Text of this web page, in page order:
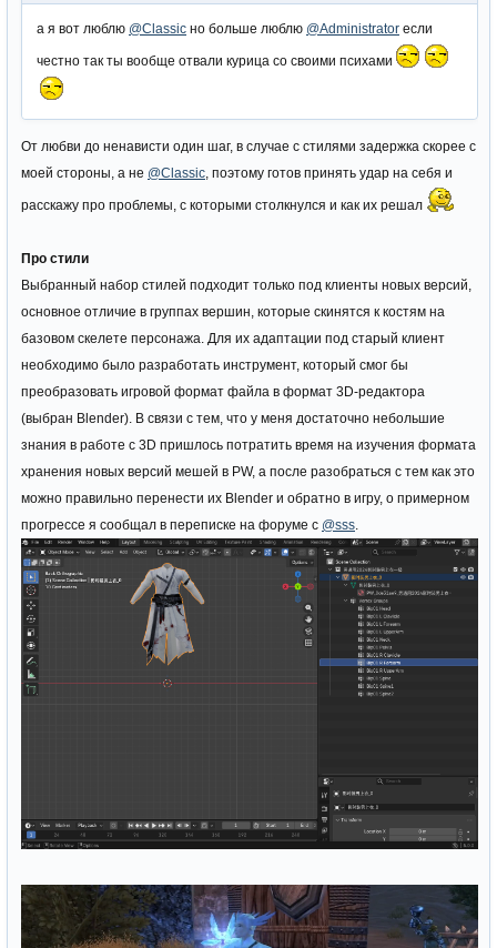
а я вот люблю @Classic но больше люблю @Administrator если
честно так ты вообще отвали курица со своими психами
От любви до ненависти один шаг, в случае с стилями задержка скорее с
моей стороны, а не @Classic, поэтому готов принять удар на себя и
расскажу про проблемы, с которыми столкнулся и как их решал
Про стили
Выбранный набор стилей подходит только под клиенты новых версий,
основное отличие в группах вершин, которые скинятся к костям на
базовом скелете персонажа. Для их адаптации под старый клиент
необходимо было разработать инструмент, который смог бы
преобразовать игровой формат файла в формат 3D-редактора
(выбран Blender). В связи с тем, что у меня достаточно небольшие
знания в работе с 3D пришлось потратить время на изучения формата
хранения новых версий мешей в PW, а после разобраться с тем как это
можно правильно перенести их Blender и обратно в игру, о примерном
прогрессе я сообщал в переписке на форуме с @sss.